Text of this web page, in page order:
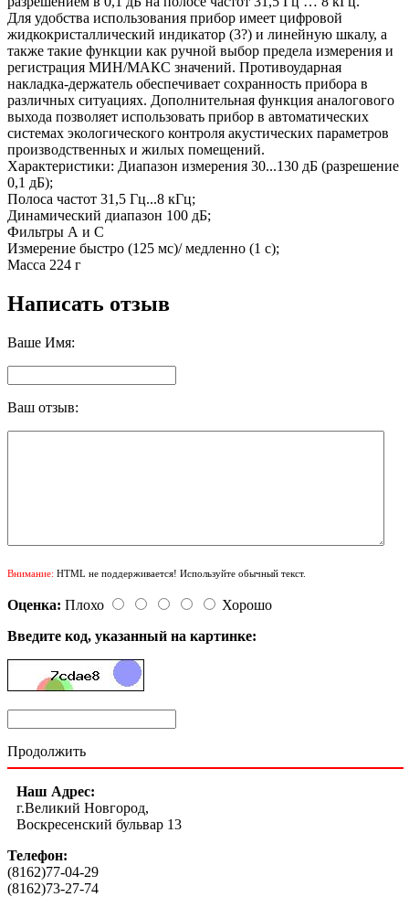
Для удобства использования прибор имеет цифровой
жидкокристаллический индикатор (3?) и линейную шкалу, а
также такие функции как ручной выбор предела измерения и
регистрация МИН/МАКС значений. Противоударная
накладка-держатель обеспечивает сохранность прибора в
различных ситуациях. Дополнительная функция аналогового
выхода позволяет использовать прибор в автоматических
системах экологического контроля акустических параметров
производственных и жилых помещений.
Характеристики: Диапазон измерения 30...130 дБ (разрешение
0,1 дБ);
Полоса частот 31,5 Гц...8 кГц;
Динамический диапазон 100 дБ;
Фильтры А и С
Измерение быстро (125 мс)/ медленно (1 с);
Масса 224 г
Написать отзыв
Ваше Имя:
Ваш отзыв:
Внимание: HTML не поддерживается! Используйте обычный текст.
Оценка: Плохо
Хорошо
Введите код, указанный на картинке:
Продолжить
Наш Адрес:
г.Великий Новгород,
Воскресенский бульвар 13
Телефон:
(8162)77-04-29
(8162)73-27-74